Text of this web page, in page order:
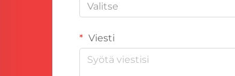
Valitse
Viesti